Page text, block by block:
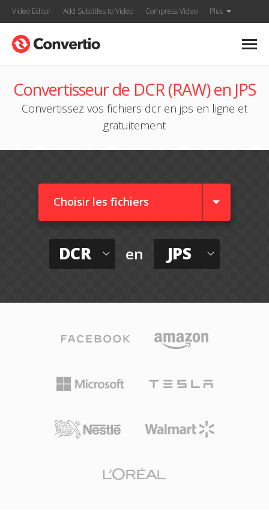
Video Editor Add Subtitles to Video Compress Video Plus
Convertisseur de DCR (RAW) en JPS
Convertissez vos fichiers dcr en jps en ligne et
gratuitement
Choisir les fichiers
DCR en JPS